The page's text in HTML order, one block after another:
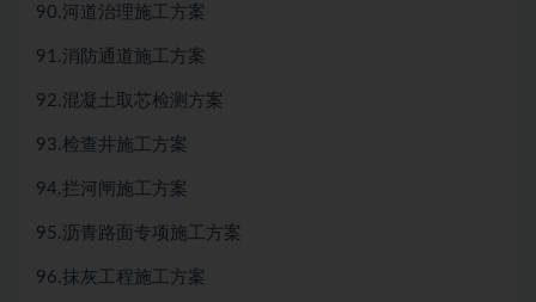
90.河道治理施工方案
91.消防通道施工方案
92.混凝土取芯检测方案
93.检查井施工方案
94.拦河闸施工方案
95.沥青路面专项施工方案
96.抹灰工程施工方案